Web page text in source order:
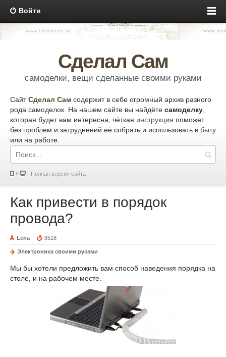
Войти
Сделал Сам
самоделки, вещи сделанные своими руками
СайтСделал Сам содержит в себе огромный архив разного
рода самоделок. На нашем сайте вы найдёте самоделку
которая будет вам интересна, чёткая инструкция поможет
без проблем и затруднений её собрать и использовать в быту
или на работе.
Полная версия сайта
Как привести в порядок
провода?
Lena 8518
Электроника своими руками
Мы бы хотели предложить вам способ наведения порядка на
столе, и на рабочем месте.